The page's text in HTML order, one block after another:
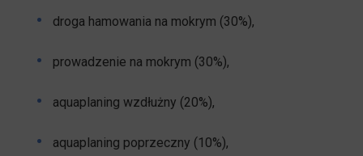
droga hamowania na mokrym (30%),
prowadzenie na mokrym (30%),
aquaplaning wzdłużny (20%),
aquaplaning poprzeczny (10%),